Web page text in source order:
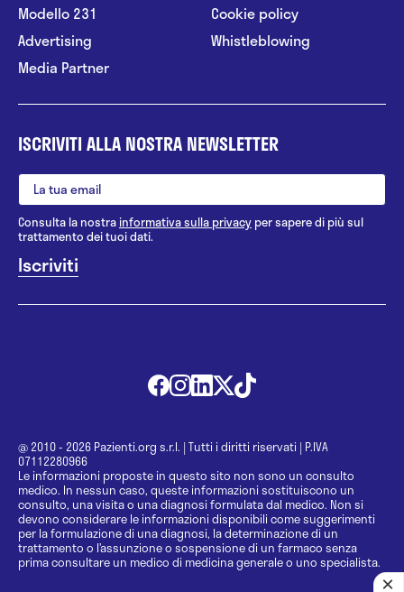
Modello 231
Advertising
Media Partner
Cookie policy
Whistleblowing
ISCRIVITI ALLA NOSTRA NEWSLETTER
Consulta la nostrainformativa sulla privacy per sapere di più sul
trattamento dei tuoi dati.
@ 2010 - 2026 Pazienti.org s.r.l. | Tutti i diritti riservati | P.IVA
07112280966
Le informazioni proposte in questo sito non sono un consulto
medico. In nessun caso, queste informazioni sostituiscono un
consulto, una visita o una diagnosi formulata dal medico. Non si
devono considerare le informazioni disponibili come suggerimenti
per la formulazione di una diagnosi, la determinazione di un
trattamento o l’assunzione o sospensione di un farmaco senza
prima consultare un medico di medicina generale o uno specialista.